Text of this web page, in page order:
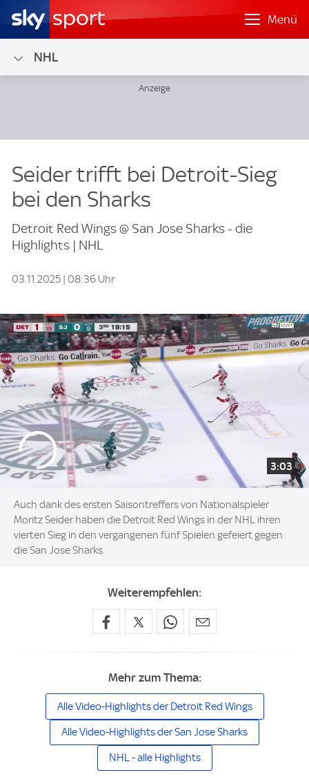
Menü
NHL
Seider trifft bei Detroit-Sieg
bei den Sharks
Detroit Red Wings @ San Jose Sharks - die
Highlights | NHL
03.11.2025 | 08:36 Uhr
3:03
Auch dank des ersten Saisontreffers von Nationalspieler
Moritz Seider haben die Detroit Red Wings in der NHL ihren
vierten Sieg in den vergangenen fünf Spielen gefeiert gegen
die San Jose Sharks.
Weiterempfehlen:
Mehr zum Thema:
Alle Video-Highlights der Detroit Red Wings
Alle Video-Highlights der San Jose Sharks
NHL - alle Highlights